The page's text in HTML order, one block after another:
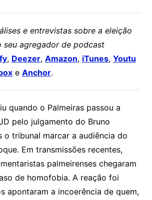
e entrevistas sobre a eleição
seu agregador de podcast
, Deezer, Amazon, iTunes, Youtu
e Anchor.
quando o Palmeiras passou a
pelo julgamento do Bruno
o tribunal marcar a audiência do
Em transmissões recentes,
palmeirenses chegaram
de homofobia. A reação foi
apontaram a incoerência de quem,